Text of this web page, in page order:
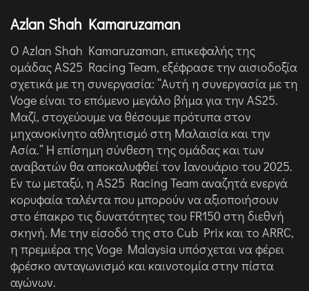
Azlan Shah Kamaruzaman
Ο Azlan Shah Kamaruzaman, επικεφαλής της
ομάδας AS25 Racing Team, εξέφρασε την αισιοδοξία
σχετικά με τη συνεργασία: “Αυτή η συνεργασία με τη
Voge είναι το επόμενο μεγάλο βήμα για την AS25.
Μαζί, στοχεύουμε να θέσουμε πρότυπα στον
μηχανοκίνητο αθλητισμό στη Μαλαισία και την
Ασία.” Η επίσημη σύνθεση της ομάδας και των
αναβατών θα αποκαλυφθεί τον Ιανουάριο του 2025.
Εν τω μεταξύ, η AS25 Racing Team αναζητά ενεργά
κορυφαία ταλέντα που μπορούν να αξιοποιήσουν
στο έπακρο τις δυνατότητες του FR150 στη διεθνή
σκηνή. Με την είσοδό της στο Cub Prix και το ARRC,
η πρεμιέρα της Voge Malaysia υπόσχεται να φέρει
φρέσκο ανταγωνισμό και καινοτομία στην πίστα
αγώνων.